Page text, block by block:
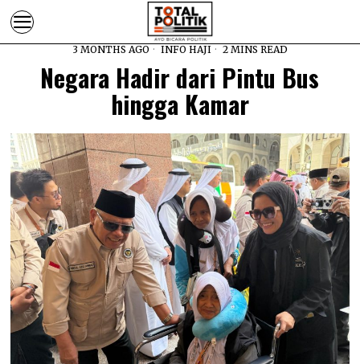
3 MONTHS AGO INFO HAJI 2 MINS READ
Negara Hadir dari Pintu Bus
hingga Kamar